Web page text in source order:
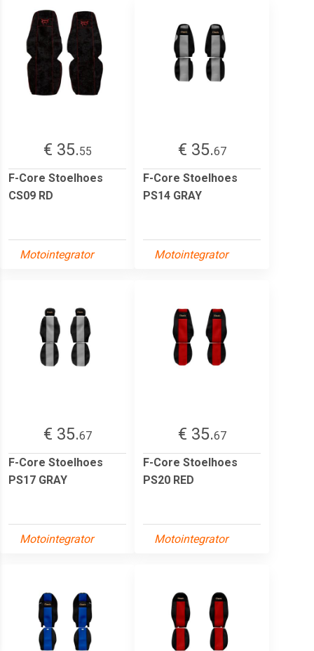
€ 35.55
F-Core Stoelhoes
CS09 RD
Motointegrator
€ 35.67
F-Core Stoelhoes
PS14 GRAY
Motointegrator
€ 35.67
F-Core Stoelhoes
PS17 GRAY
Motointegrator
€ 35.67
F-Core Stoelhoes
PS20 RED
Motointegrator